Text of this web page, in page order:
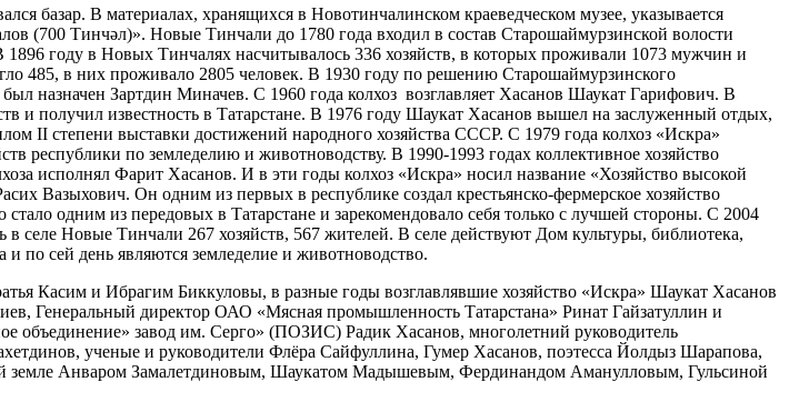
базар. В материалах, хранящихся в Новотинчалинском краеведческом музее, указывается
(700 Тинчәл)». Новые Тинчали до 1780 года входил в состав Старошаймурзинской волости
году в Новых Тинчалях насчитывалось 336 хозяйств, в которых проживали 1073 мужчин и
485, в них проживало 2805 человек. В 1930 году по решению Старошаймурзинского
назначен Зартдин Миначев. С 1960 года колхоз возглавляет Хасанов Шаукат Гарифович. В
и получил известность в Татарстане. В 1976 году Шаукат Хасанов вышел на заслуженный отдых,
II степени выставки достижений народного хозяйства СССР. С 1979 года колхоз «Искра»
республики по земледелию и животноводству. В 1990-1993 годах коллективное хозяйство
исполнял Фарит Хасанов. И в эти годы колхоз «Искра» носил название «Хозяйство высокой
Вазыхович. Он одним из первых в республике создал крестьянско-фермерское хозяйство
одним из передовых в Татарстане и зарекомендовало себя только с лучшей стороны. С 2004
Новые Тинчали 267 хозяйств, 567 жителей. В селе действуют Дом культуры, библиотека,
сей день являются земледелие и животноводство.
Касим и Ибрагим Биккуловы, в разные годы возглавлявшие хозяйство «Искра» Шаукат Хасанов
Генеральный директор ОАО «Мясная промышленность Татарстана» Ринат Гайзатуллин и
объединение» завод им. Серго» (ПОЗИС) Радик Хасанов, многолетний руководитель
ученые и руководители Флёра Сайфуллина, Гумер Хасанов, поэтесса Йолдыз Шарапова,
земле Анваром Замалетдиновым, Шаукатом Мадышевым, Фердинандом Аманулловым, Гульсиной